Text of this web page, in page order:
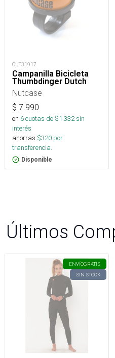
OUT31917
Campanilla Bicicleta
Thumbdinger Dutch
Nutcase
$ 7.990
en 6cuotas de $1.332sin
interés
ahorras $320 por
transferencia.
Disponible
Últimos
ENVÍOGRATIS
SIN STOCK